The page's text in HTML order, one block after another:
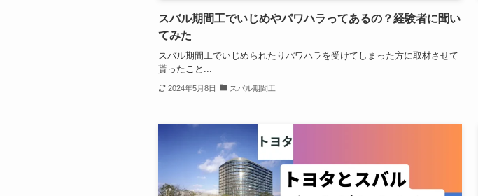
スバル期間工でいじめやパワハラってあるの？経験者に聞い
てみた
スバル期間工でいじめられたりパワハラを受けてしまった方に取材させて
貰ったこと...
2024年5月8日 スバル期間工